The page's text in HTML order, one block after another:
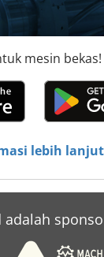
mesin bekas!
lebih lanjut
adalah